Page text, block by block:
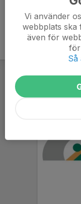
Vi använder
webbplats ska
även för
Så